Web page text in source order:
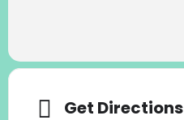
Get Directions